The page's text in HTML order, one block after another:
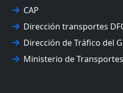
MONDRAGÓN
UPV/EHU
CAP
Dirección transportes
Dirección de Tráfico del
Ministerio de